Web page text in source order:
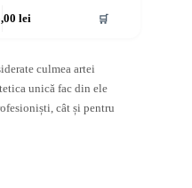
lei 🛒
culmea artei
unică fac din ele
cât și pentru